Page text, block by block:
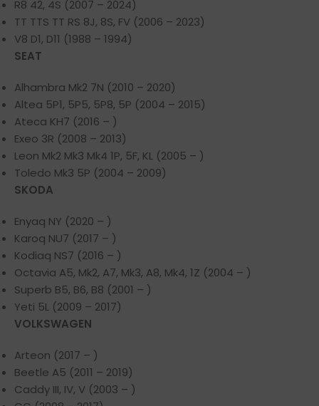
R8 42, 4S (2007 – 2024)
TT TTS TT RS 8J, 8S, FV (2006 – 2023)
V8 D1, D11 (1988 – 1994)
SEAT
Alhambra Mk2 7N (2010 – 2020)
Altea 5P1, 5P5, 5P8, 5P (2004 – 2015)
Ateca KH7 (2016 – )
Exeo 3R (2008 – 2013)
Leon Mk2 Mk3 Mk4 1P, 5F, KL (2005 – )
Toledo Mk3 5P (2004 – 2009)
SKODA
Enyaq NY (2020 – )
Karoq NU7 (2017 – )
Kodiaq NS7 (2016 – )
Octavia A5, Mk2, A7, Mk3, A8, Mk4, 1Z (2004 – )
Superb B5, B6, B8 (2001 – )
Yeti 5L (2009 – 2017)
VOLKSWAGEN
Arteon (2017 – )
Beetle A5 (2011 – 2019)
Caddy III, IV, V (2003 – )